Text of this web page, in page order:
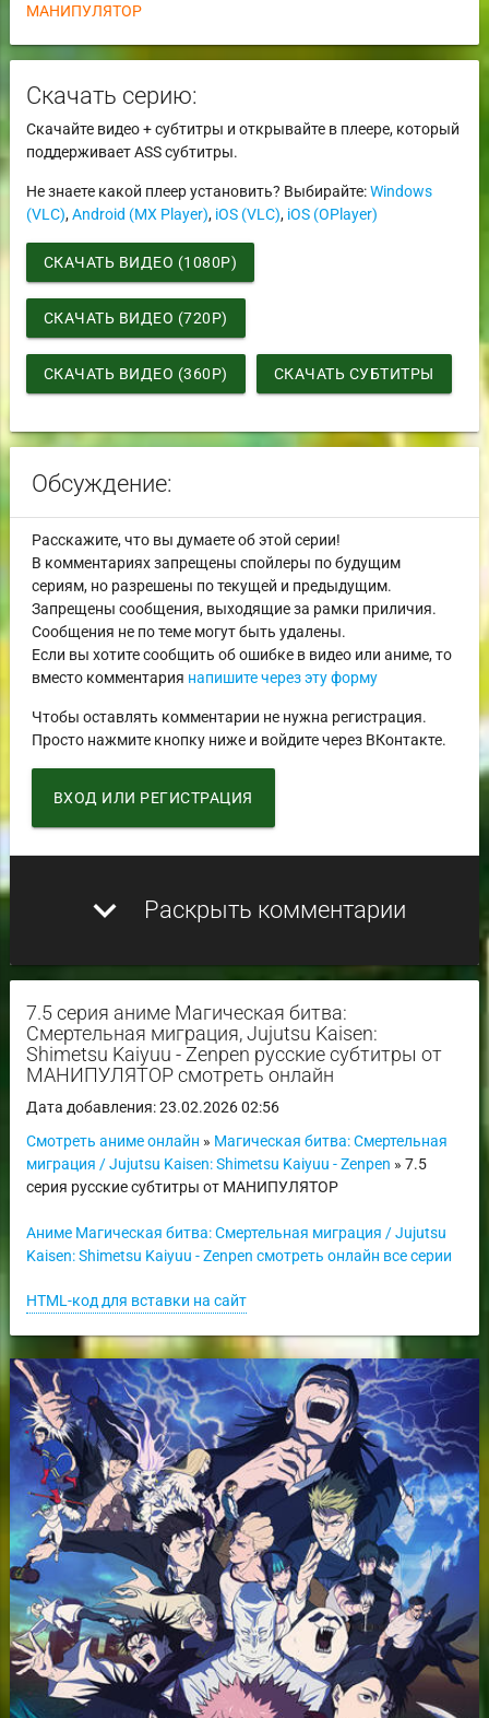
МАНИПУЛЯТОР
Скачать серию:
Скачайте видео + субтитры и открывайте в плеере, который
поддерживает ASS субтитры.
Не знаете какой плеер установить? Выбирайте:Windows
(VLC),Android (MX Player), iOS (VLC), iOS (OPlayer)
СКАЧАТЬ ВИДЕО (1080P)
СКАЧАТЬ ВИДЕО (720P)
СКАЧАТЬ ВИДЕО (360P) СКАЧАТЬ СУБТИТРЫ
Обсуждение:
Расскажите, что вы думаете об этой серии!
В комментариях запрещены спойлеры по будущим
сериям, но разрешены по текущей и предыдущим.
Запрещены сообщения, выходящие за рамки приличия.
Сообщения не по теме могут быть удалены.
Если вы хотите сообщить об ошибке в видео или аниме, то
вместо комментария напишите через эту форму
Чтобы оставлять комментарии не нужна регистрация.
Просто нажмите кнопку ниже и войдите через ВКонтакте.
ВХОД ИЛИ РЕГИСТРАЦИЯ
expand_more Раскрыть комментарии
7.5 серия аниме Магическая битва:
Смертельная миграция, Jujutsu Kaisen:
Shimetsu Kaiyuu - Zenpen русские субтитры от
МАНИПУЛЯТОР смотреть онлайн
Дата добавления: 23.02.2026 02:56
Смотреть аниме онлайн » Магическая битва: Смертельная
миграция / Jujutsu Kaisen: Shimetsu Kaiyuu - Zenpen » 7.5
серия русские субтитры от МАНИПУЛЯТОР
Аниме Магическая битва: Смертельная миграция / Jujutsu
Kaisen: Shimetsu Kaiyuu - Zenpen смотреть онлайн все серии
HTML-код для вставки на сайт